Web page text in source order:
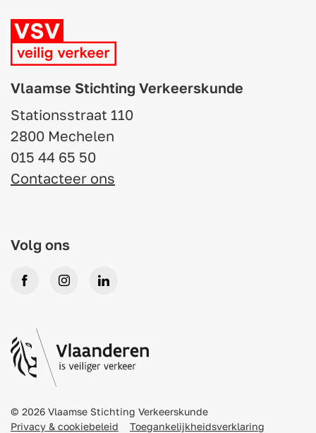
Vlaamse Stichting Verkeerskunde
Stationsstraat 110
2800 Mechelen
015 44 65 50
Contacteer ons
Volg ons
FacebookInstagramLinkedIn
© 2026 Vlaamse Stichting Verkeerskunde
Privacy & cookiebeleid
Toegankelijkheidsverklaring